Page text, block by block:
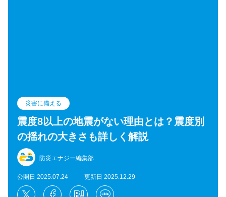
災害に備える
震度8以上の地震がない理由とは？震度別
の揺れの大きさも詳しく解説
防災エナジー編集部
公開日 2025.07.24 更新日 2025.12.29